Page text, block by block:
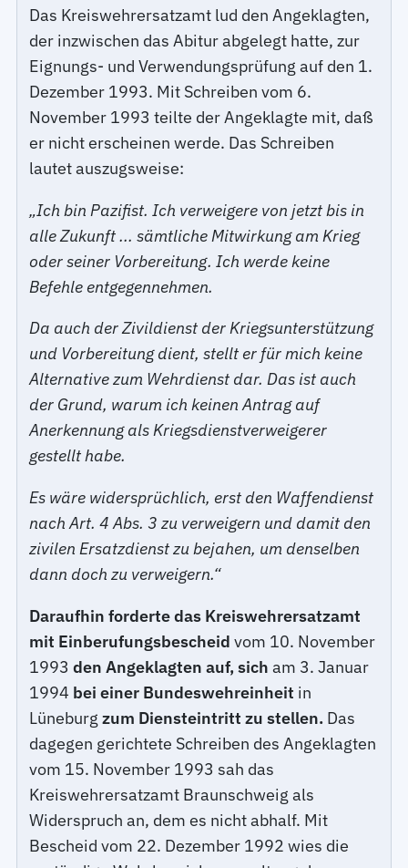
Das Kreiswehrersatzamt lud den Angeklagten,
der inzwischen das Abitur abgelegt hatte, zur
Eignungs- und Verwendungsprüfung auf den 1.
Dezember 1993. Mit Schreiben vom 6.
November 1993 teilte der Angeklagte mit, daß
er nicht erscheinen werde. Das Schreiben
lautet auszugsweise:
„Ich bin Pazifist. Ich verweigere von jetzt bis in
alle Zukunft ... sämtliche Mitwirkung am Krieg
oder seiner Vorbereitung. Ich werde keine
Befehle entgegennehmen.
Da auch der Zivildienst der Kriegsunterstützung
und Vorbereitung dient, stellt er für mich keine
Alternative zum Wehrdienst dar. Das ist auch
der Grund, warum ich keinen Antrag auf
Anerkennung als Kriegsdienstverweigerer
gestellt habe.
Es wäre widersprüchlich, erst den Waffendienst
nach Art. 4 Abs. 3 zu verweigern und damit den
zivilen Ersatzdienst zu bejahen, um denselben
dann doch zu verweigern.“
Daraufhin forderte das Kreiswehrersatzamt
mit Einberufungsbescheid vom 10. November
1993den Angeklagten auf, sich am 3. Januar
1994 bei einer Bundeswehreinheit in
Lüneburgzum Diensteintritt zu stellen. Das
dagegen gerichtete Schreiben des Angeklagten
vom 15. November 1993 sah das
Kreiswehrersatzamt Braunschweig als
Widerspruch an, dem es nicht abhalf. Mit
Bescheid vom 22. Dezember 1992 wies die